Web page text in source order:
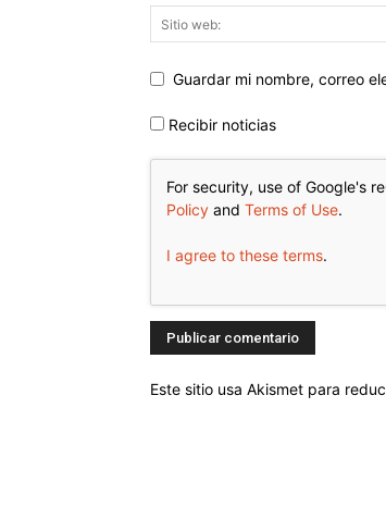
Guardar mi nombre, correo
Recibir noticias
For security, use of Google's
Policy and Terms of Use.
I agree to these terms.
Este sitio usa Akismet para